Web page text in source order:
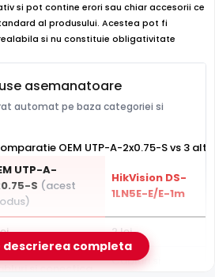
si pot contine erori sau chiar accesorii ce
al produsului. Acestea pot fi
si nu constituie obligativitate
asemanatoare
automat pe baza categoriei si
OEM UTP-A-2x0.75-S vs 3
UTP-A-
S (acest
HikVision DS-
1LN5E-E/E-1m
2 lei
si conectica
Cabluri si
descrierea completa